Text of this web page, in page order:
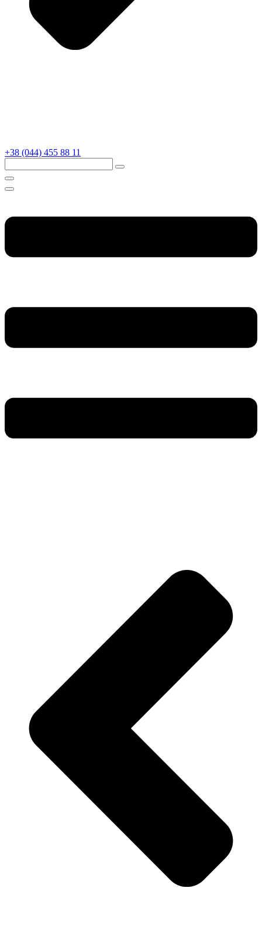
+38 (044) 455 88 11